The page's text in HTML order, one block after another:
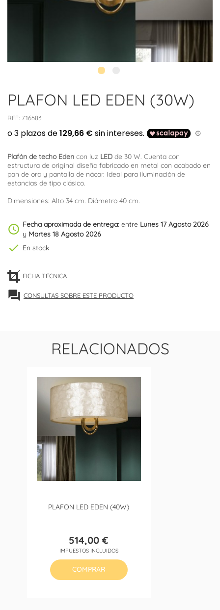
PLAFON LED EDEN (30W)
REF: 716583
Plafón de techo Eden con luz LED de 30 W. Cuenta con
estructura de original diseño fabricado en metal con acabado en
pan de oro y pantalla de nácar. Ideal para iluminación de
estancias de tipo clásico.
Dimensiones: Alto 34 cm. Diámetro 40 cm.
schedule Fecha aproximada de entrega: entre Lunes 17 Agosto 2026
y Martes 18 Agosto 2026
check En stock
FICHA TÉCNICA
forum CONSULTAS SOBRE ESTE PRODUCTO
RELACIONADOS
PLAFON LED EDEN (40W)
Precio
514,00 €
IMPUESTOS INCLUIDOS
COMPRAR